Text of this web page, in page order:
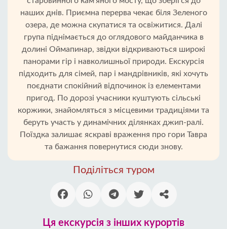
наших днів. Приємна перерва чекає біля Зеленого
озера, де можна скупатися та освіжитися. Далі
група піднімається до оглядового майданчика в
долині Оймапинар, звідки відкриваються широкі
панорами гір і навколишньої природи. Екскурсія
підходить для сімей, пар і мандрівників, які хочуть
поєднати спокійний відпочинок із елементами
пригод. По дорозі учасники куштують сільські
коржики, знайомляться з місцевими традиціями та
беруть участь у динамічних ділянках джип-ралі.
Поїздка залишає яскраві враження про гори Тавра
та бажання повернутися сюди знову.
Поділіться туром
Ця екскурсія з інших курортів